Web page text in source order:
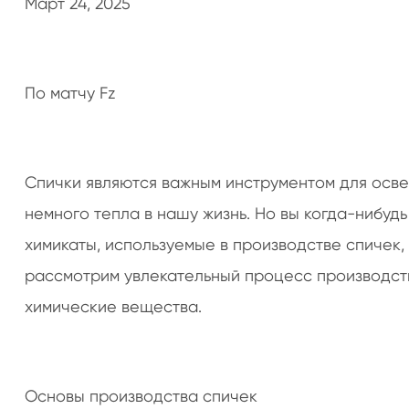
По матчу Fz
Спички являются важным инструментом для
немного тепла в нашу жизнь. Но вы когда-
химикаты, используемые в производстве
рассмотрим увлекательный процесс
химические вещества.
Основы производства спичек